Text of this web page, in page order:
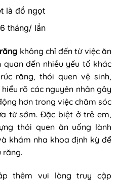
là đồ ngọt
tháng/ lần
không chỉ đến từ việc ăn
đến nhiều yếu tố khác
răng, thói quen vệ sinh,
rõ các nguyên nhân gây
hơn trong việc chăm sóc
từ sớm. Đặc biệt ở trẻ em,
thói quen ăn uống lành
khám nha khoa định kỳ để
răng.
thêm vui lòng truy cập